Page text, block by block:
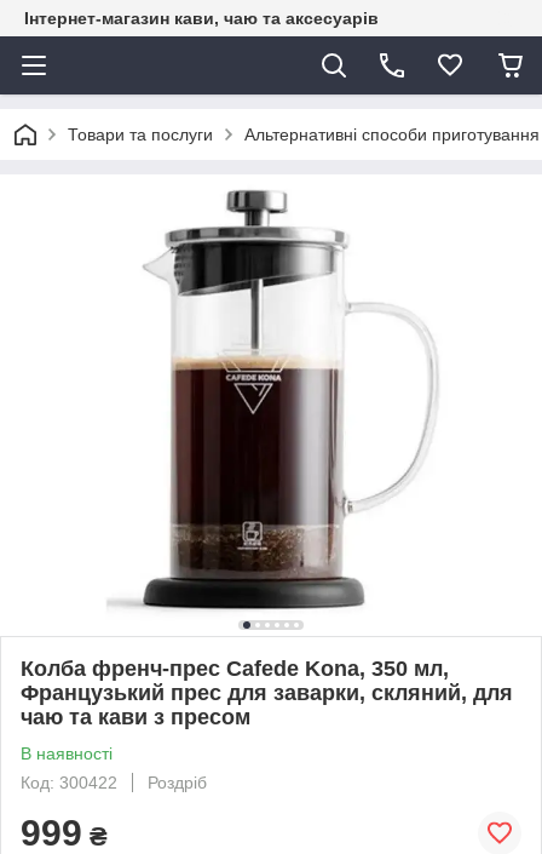
Інтернет-магазин кави, чаю та аксесуарів
Товари та послуги Альтернативні способи
Колба френч-прес Cafede Kona, 350 мл,
Французький прес для заварки, скляний, для
чаю та кави з пресом
В наявності
Код: 300422
Роздріб
999 ₴